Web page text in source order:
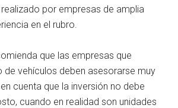
por empresas de amplia
en el rubro.
que las empresas que
de vehículos deben asesorarse muy
cuenta que la inversión no debe
cuando en realidad son unidades